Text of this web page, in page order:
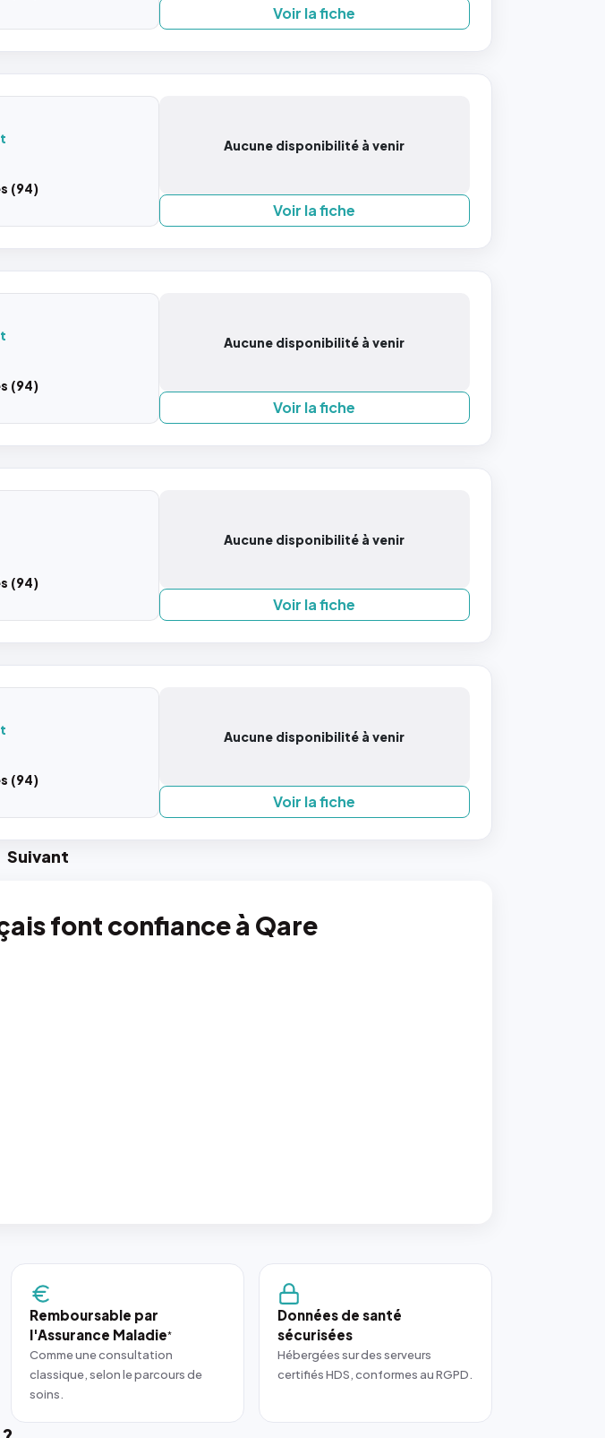
Voir la fiche
(94)
Aucune disponibilité à venir
Voir la fiche
(94)
Aucune disponibilité à venir
Voir la fiche
(94)
Aucune disponibilité à venir
Voir la fiche
(94)
Aucune disponibilité à venir
Voir la fiche
Suivant
font confiance à Qare
Remboursable par
l'Assurance Maladie*
Comme une consultation
classique, selon le parcours de
soins.
Données de santé
sécurisées
Hébergées sur des serveurs
certifiés HDS, conformes au RGPD.